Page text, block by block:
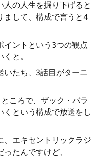
人の人生を掘り下げると
まして、構成で言うと4
イントという3つの観点
と。
いたち、3話目がターニ
ころで、ザック・バラ
くという構成で放送をし
、エキセントリックラジ
たんですけど、